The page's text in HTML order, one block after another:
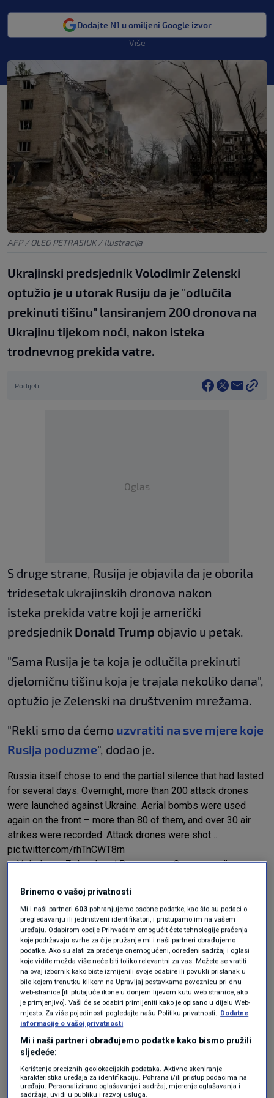
Dodajte N1 u omiljeni Google izvor
Više
AFP / OLEG PETRASIUK / Ilustracija
Ukrajinski predsjednik Volodimir Zelenski
optužio je u utorak Rusiju da je "odlučila
prekinuti tišinu" lansiranjem 200 dronova na
Ukrajinu tijekom noći, nakon isteka
trodnevnog prekida vatre.
Podijeli
Oglas
S druge strane, Rusija je objavila da je oborila
tridesetak ukrajinskih dronova nakon
isteka prekida vatre koji je američki
predsjednik Donald Trump objavio u petak.
"Sama Rusija je ta koja je odlučila prekinuti
djelomičnu tišinu koja je trajala nekoliko dana",
optužio je Zelenski na društvenim mrežama.
"Rekli smo da ćemo uzvratiti na sve mjere koje
Rusija poduzme", dodao je.
Russia itself chose to end the partial silence that had lasted
for several days. Overnight, more than 200 attack drones
were launched against Ukraine. Aerial bombs were used
again on the front – more than 80 of them, and over 30 air
strikes were recorded. Attack drones were shot…
pic.twitter.com/rhTnCWT8rn
— Volodymyr Zelenskyy / Володимир Зеленський
Rano u utorak, prvi put od 8. svibnja, u Kijevu se
oglasila zračna uzbuna zbog prijetnje
dronovima, izvijestili su novinari AFP-a koji su
čuli eksplozije i djelovanje protuzračne
obrane.
Prema ukrajinskom ratnom zrakoplovstvu,
Rusija je na Ukrajinu lansirala 216 napadačkih
dronova i mamaca, od kojih su 192
neutralizirana.
Na istoku Ukrajine u ruskim je napadima u noći
Brinemo o vašoj privatnosti
Mi i naši partneri 603 pohranjujemo osobne podatke, kao što su podaci o
pregledavanju ili jedinstveni identifikatori, i pristupamo im na vašem
uređaju. Odabirom opcije Prihvaćam omogućit ćete tehnologije praćenja
koje podržavaju svrhe za čije pružanje mi i naši partneri obrađujemo
podatke. Ako su alati za praćenje onemogućeni, određeni sadržaj i oglasi
koje vidite možda više neće biti toliko relevantni za vas. Možete se vratiti
na ovaj izbornik kako biste izmijenili svoje odabire ili povukli pristanak u
bilo kojem trenutku klikom na Upravljaj postavkama poveznicu pri dnu
web-stranice [ili plutajuće ikone u donjem lijevom kutu web stranice, ako
je primjenjivo]. Vaši će se odabiri primijeniti kako je opisano u dijelu Web-
mjesto. Za više pojedinosti pogledajte našu Politiku privatnosti. Dodatne
informacije o vašoj privatnosti
Mi i naši partneri obrađujemo podatke kako bismo pružili
sljedeće:
Korištenje preciznih geolokacijskih podataka. Aktivno skeniranje
karakteristika uređaja za identifikaciju. Pohrana i/ili pristup podacima na
uređaju. Personalizirano oglašavanje i sadržaj, mjerenje oglašavanja i
sadržaja, uvidi u publiku i razvoj usluga.